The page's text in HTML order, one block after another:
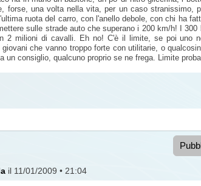
forse, una volta nella vita, per un caso
ruota del carro, con l'anello debole, con chi ha
sulle strade auto che superano i 200 km/h! I
2 milioni di cavalli. Eh no! C'è il limite, se poi uno
che vanno troppo forte con utilitarie, o
un consiglio, qualcuno proprio se ne frega. Limite
il 11/01/2009 • 21:04